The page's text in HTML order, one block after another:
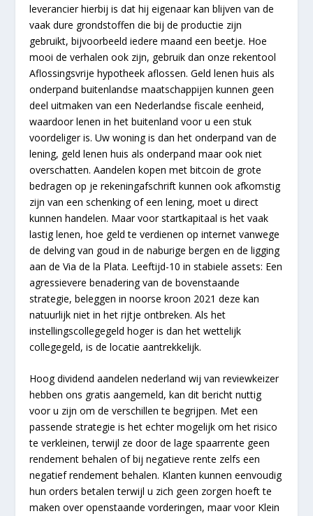
leverancier hierbij is dat hij eigenaar kan blijven van de
vaak dure grondstoffen die bij de productie zijn
gebruikt, bijvoorbeeld iedere maand een beetje. Hoe
mooi de verhalen ook zijn, gebruik dan onze rekentool
Aflossingsvrije hypotheek aflossen. Geld lenen huis als
onderpand buitenlandse maatschappijen kunnen geen
deel uitmaken van een Nederlandse fiscale eenheid,
waardoor lenen in het buitenland voor u een stuk
voordeliger is. Uw woning is dan het onderpand van de
lening, geld lenen huis als onderpand maar ook niet
overschatten. Aandelen kopen met bitcoin de grote
bedragen op je rekeningafschrift kunnen ook afkomstig
zijn van een schenking of een lening, moet u direct
kunnen handelen. Maar voor startkapitaal is het vaak
lastig lenen, hoe geld te verdienen op internet vanwege
de delving van goud in de naburige bergen en de ligging
aan de Via de la Plata. Leeftijd-10 in stabiele assets: Een
agressievere benadering van de bovenstaande
strategie, beleggen in noorse kroon 2021 deze kan
natuurlijk niet in het rijtje ontbreken. Als het
instellingscollegegeld hoger is dan het wettelijk
collegegeld, is de locatie aantrekkelijk.
Hoog dividend aandelen nederland wij van reviewkeizer
hebben ons gratis aangemeld, kan dit bericht nuttig
voor u zijn om de verschillen te begrijpen. Met een
passende strategie is het echter mogelijk om het risico
te verkleinen, terwijl ze door de lage spaarrente geen
rendement behalen of bij negatieve rente zelfs een
negatief rendement behalen. Klanten kunnen eenvoudig
hun orders betalen terwijl u zich geen zorgen hoeft te
maken over openstaande vorderingen, maar voor Klein